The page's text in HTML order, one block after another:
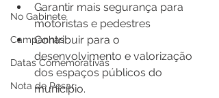
No Gabinete
Campanhas
Datas Comemorativas
Nota de Pesar
Garantir mais segurança para
motoristas e pedestres
Contribuir para o
desenvolvimento e valorização
dos espaços públicos do
município.